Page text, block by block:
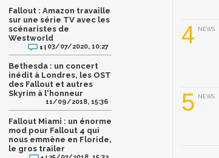
Fallout : Amazon travaille
sur une série TV avec les
scénaristes de
Westworld
1 | 03/07/2020, 10:27
Bethesda : un concert
inédit à Londres, les OST
des Fallout et autres
Skyrim à l'honneur
11/09/2018, 15:36
Fallout Miami : un énorme
mod pour Fallout 4 qui
nous emmène en Floride,
le gros trailer
4 NEWS
5 NEWS